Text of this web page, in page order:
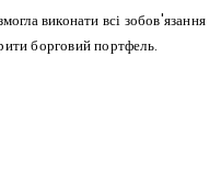
виконати всі зобов'язання
борговий портфель.